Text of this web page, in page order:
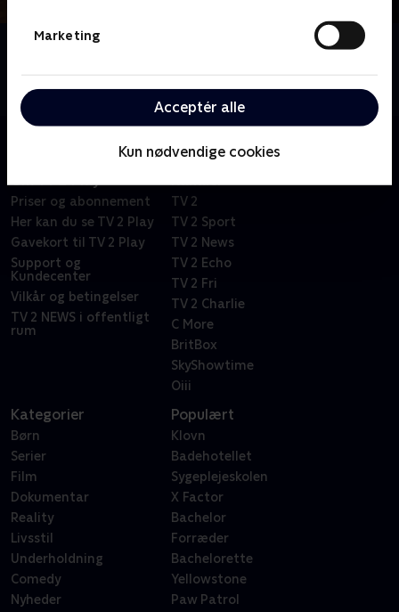
Marketing
Acceptér alle
Kun nødvendige cookies
Om Foodie Love
madlavning, kræver et spring ud i det ukendte
Om TV 2 Play
Priser og abonnement
Her kan du se TV 2 Play
Gavekort til TV 2 Play
Support og
Kundecenter
Vilkår og betingelser
TV 2 NEWS i offentligt
rum
Kanaler
TV 2
TV 2 Sport
TV 2 News
TV 2 Echo
TV 2 Fri
TV 2 Charlie
C More
BritBox
SkyShowtime
Oiii
Kategorier
Børn
Serier
Film
Dokumentar
Reality
Livsstil
Underholdning
Comedy
Nyheder
Populært
Klovn
Badehotellet
Sygeplejeskolen
X Factor
Bachelor
Forræder
Bachelorette
Yellowstone
Paw Patrol